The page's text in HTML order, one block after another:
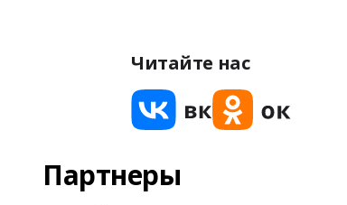
Читайте нас
Партнеры